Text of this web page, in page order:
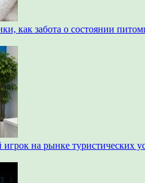
как забота о состоянии
игрок на рынке туристических